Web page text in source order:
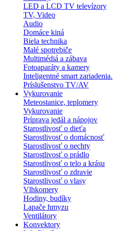
LED a LCD TV televízory
TV, Video
Audio
Domáce kiná
Biela technika
Malé spotrebiče
Multimédiá a zábava
Fotoaparáty a kamery
Inteligentné smart zariadenia.
Príslušenstvo TV/AV
Vykurovanie
Meteostanice, teplomery
Vykurovanie
Príprava jedál a nápojov
Starostlivosť o dieťa
Starostlivosť o domácnosť
Starostlivosť o nechty
Starostlivosť o prádlo
Starostlivosť o telo a krásu
Starostlivosť o zdravie
Starostlivosť o vlasy
Vlhkomery
Hodiny, budíky
Lapače hmyzu
Ventilátory
Konvektory